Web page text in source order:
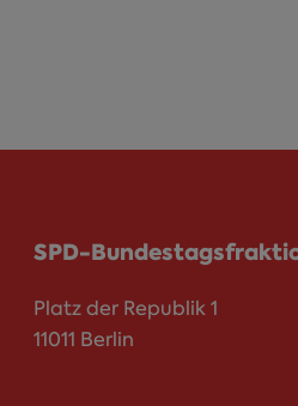
SPD-
Platz der Republik 1
11011 Berlin